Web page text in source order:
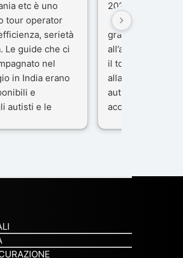
etc è uno
tour operator
serietà
Le guide che ci
nel
in India erano
e
autisti e le
2025), è stata
che porteremo
gran parte del
all’agenzia che
il tour con cura e
alla nostra guida
autista che ci
accompagnati
L’organizzazione
qualcosa di
non è stata solo